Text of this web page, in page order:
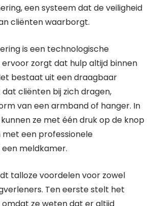
een systeem dat de veiligheid
cliënten waarborgt.
is een technologische
zorgt dat hulp altijd binnen
bestaat uit een draagbaar
cliënten bij zich dragen,
van een armband of hanger. In
ze met één druk op de knop
een professionele
meldkamer.
talloze voordelen voor zowel
Ten eerste stelt het